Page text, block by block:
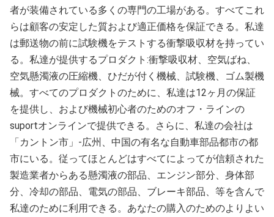
者が装備されている多くの専門の工場がある。すべてこれ
らは顧客の安定した質および適正価格を保証できる。私達
は郵送物の前に試験機をテストする衝撃吸収材を持ってい
る。私達が提供するプロダクト:衝撃吸収材、空気ばね、
空気懸濁液の圧縮機、ひだが付く機械、試験機、ゴム製機
械。すべてのプロダクトのために、私達は12ヶ月の保証
を提供し、および機械初心者のためのオフ・ラインの
suportオンラインで提供できる。さらに、私達の会社は
「カントン市」-広州、中国の有名な自動車部品都市の都
市にいる。従ってほとんどはすべてによってが信頼された
製造業者からある懸濁液の部品、エンジン部分、身体部
分、冷却の部品、電気の部品、ブレーキ部品、等を含んで
私達のために利用できる。あなたの購入のためのよりよい